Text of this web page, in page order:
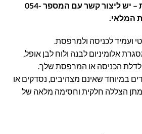
מוצר באספקה מיוחדת – יש ליצור קשר עם המספר 054-
ועמיד לכניסה ולמרפסת.
אלומיניום לבנה ולוח לבן אופל,
הכניסה או המרפסת שלך.
במיוחד שאינם מצהיבים, נסדקים או
מתן הצללה חלקית וחסימה מלאה של